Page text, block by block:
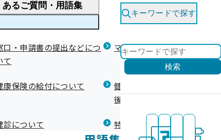
医療費が高額になりそう・なったとき
限度額適用認定・高額療養費・高額介護合算
医療費の全額を負担したとき
海外で急な病気にかかり治療を受けたとき
健診を受けた後の健康づくり
いて 健康宣言（コラボヘルス）
） 健康づくりコラム
あるご質問・用語集
口・申請書の提出などにつ
て
マイナ保険証等関連について
康保険の給付について
健康保険任意継続制度（退職
後の健康保険）について
診について 特定保健指導について
キーワードで探す
検索
の再確認について」